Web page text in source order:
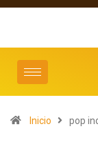
Inicio pop